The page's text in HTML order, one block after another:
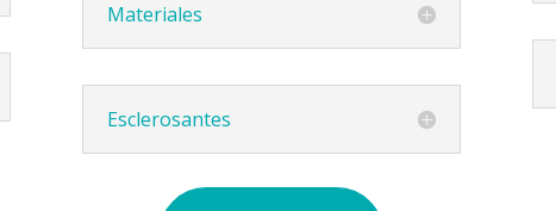
Materiales
Esclerosantes